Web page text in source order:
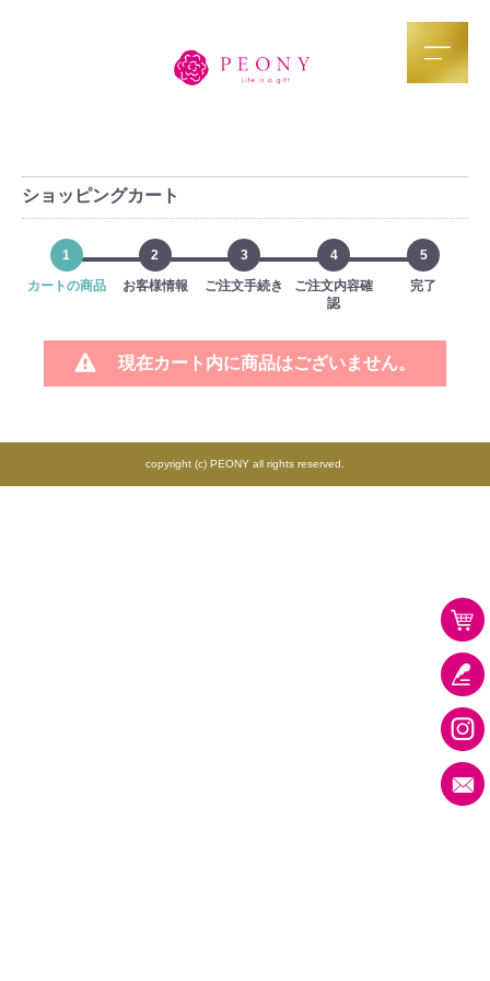
ショッピングカート
1
カートの商品
2
お客様情報
3
ご注文手続き
4
ご注文内容確
認
5
完了
現在カート内に商品はございません。
copyright (c) PEONY all rights reserved.